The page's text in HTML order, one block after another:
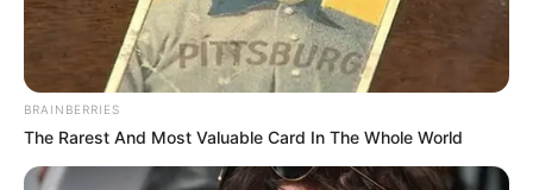
BRAINBERRIES
The Rarest And Most Valuable Card In The Whole World